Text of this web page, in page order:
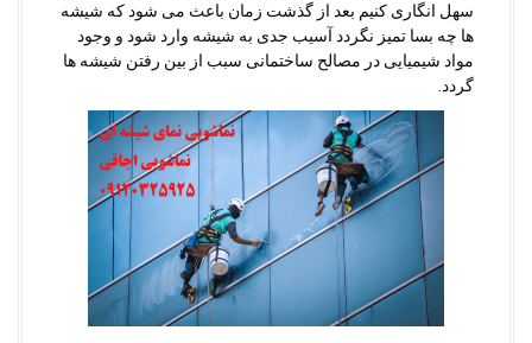
سهل انگاری کنیم بعد از گذشت زمان باعث می شود که شیشه
ها چه بسا تمیز نگردد آسیب جدی به شیشه وارد شود و وجود
مواد شیمیایی در مصالح ساختمانی سبب از بین رفتن شیشه ها
گردد.